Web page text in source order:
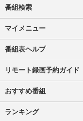
番組検索
マイメニュー
番組表ヘルプ
リモート録画予約ガイド
おすすめ番組
ランキング